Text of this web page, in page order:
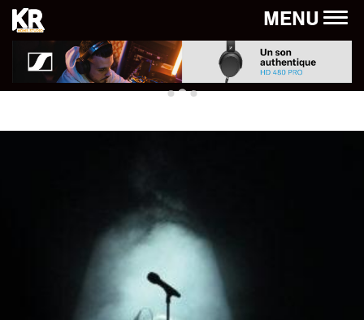
MENU
Panneau de gestion des cookies